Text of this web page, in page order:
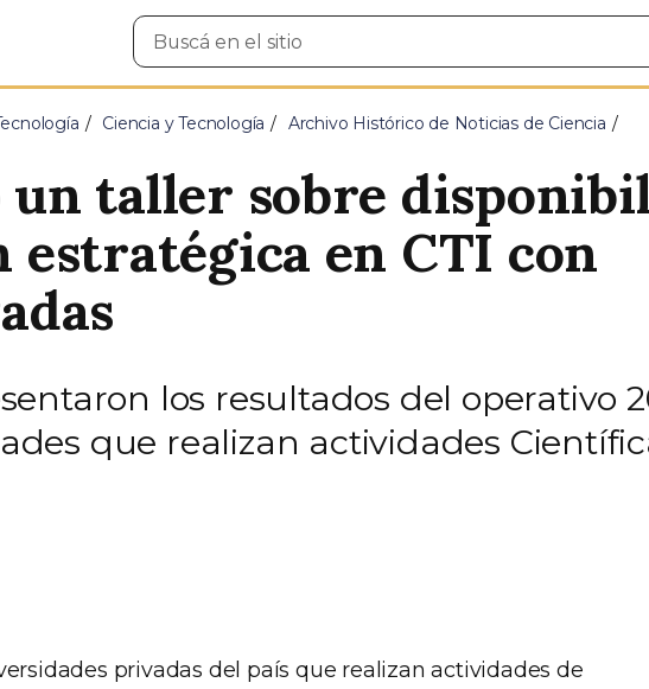
Buscar
en
Ciencia y Tecnología Archivo Histórico de Noticias de Ciencia
taller sobre
en CTI con
los resultados del operativo
que realizan actividades
privadas del país que realizan actividades de